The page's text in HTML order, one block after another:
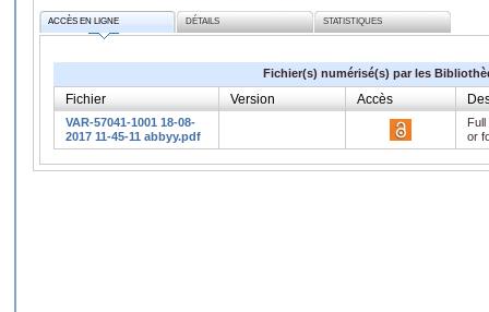
ACCÈS EN LIGNE DÉTAILS STATISTIQUES
Fichier(s) numérisé(s) par les
Fichier Version Accès
VAR-57041-1001 18-08-
2017 11-45-11 abbyy.pdf
or